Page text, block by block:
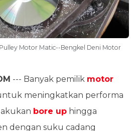
Motor Matic--Bengkel Deni Motor
--- Banyak pemilik motor
meningkatkan performa
bore up hingga
dengan suku cadang